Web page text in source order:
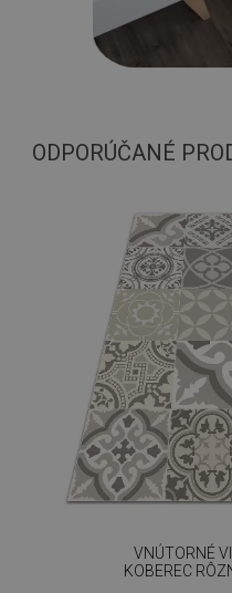
ODPORÚČANÉ
VNÚTORNÉ
KOBEREC